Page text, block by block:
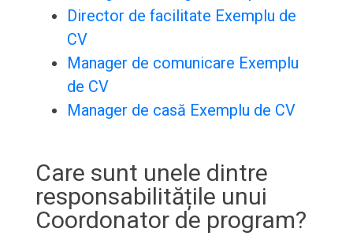
Director de facilitate Exemplu de
CV
Manager de comunicare Exemplu
de CV
Manager de casă Exemplu de CV
Care sunt unele dintre
responsabilitățile unui
Coordonator de program?